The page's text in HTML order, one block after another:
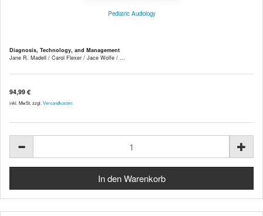
Pediatric Audiology
Diagnosis, Technology, and Management
Jane R. Madell / Carol Flexer / Jace Wolfe / ...
94,99 €
inkl. MwSt. zzgl. Versandkosten